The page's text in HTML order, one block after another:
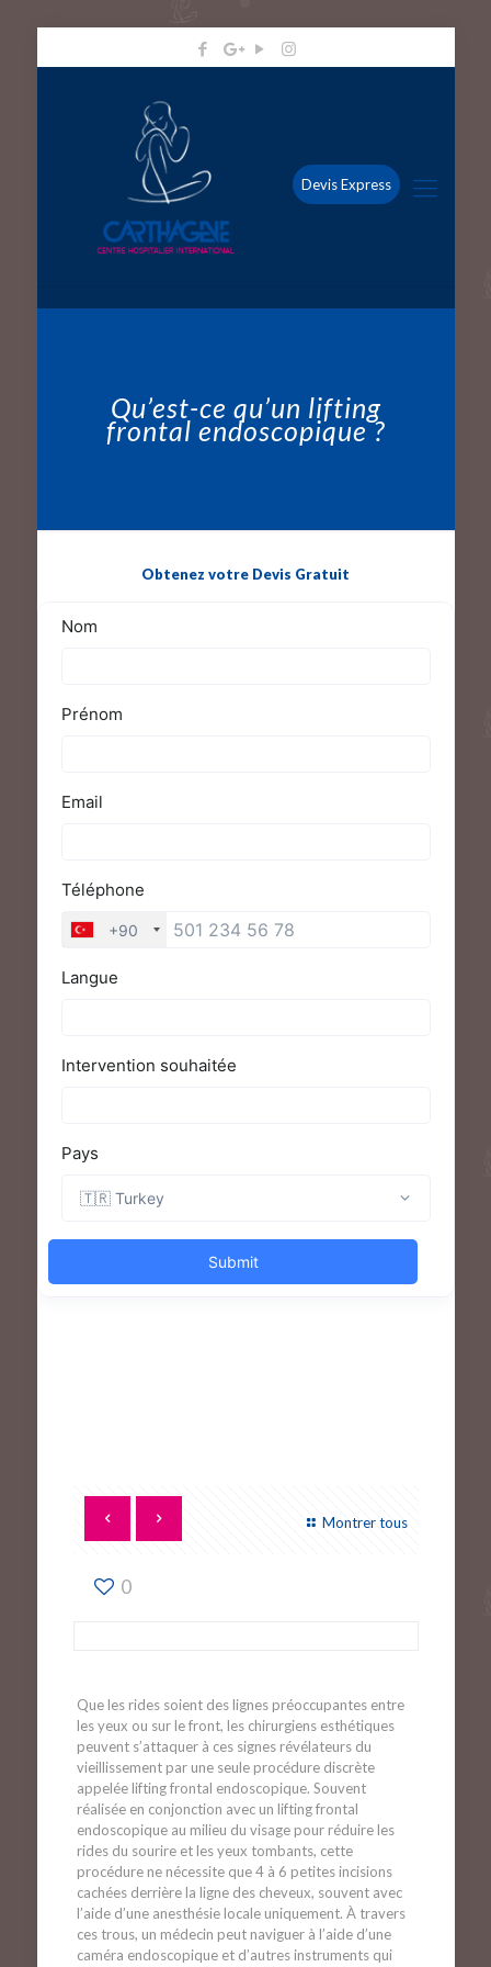
Devis Express
Qu’est-ce qu’un lifting
frontal endoscopique ?
Obtenez votre Devis Gratuit
Montrer tous
0
Que les rides soient des lignes préoccupantes entre
les yeux ou sur le front, les chirurgiens esthétiques
peuvent s’attaquer à ces signes révélateurs du
vieillissement par une seule procédure discrète
appelée lifting frontal endoscopique. Souvent
réalisée en conjonction avec un lifting frontal
endoscopique au milieu du visage pour réduire les
rides du sourire et les yeux tombants, cette
procédure ne nécessite que 4 à 6 petites incisions
cachées derrière la ligne des cheveux, souvent avec
l’aide d’une anesthésie locale uniquement. À travers
ces trous, un médecin peut naviguer à l’aide d’une
caméra endoscopique et d’autres instruments qui